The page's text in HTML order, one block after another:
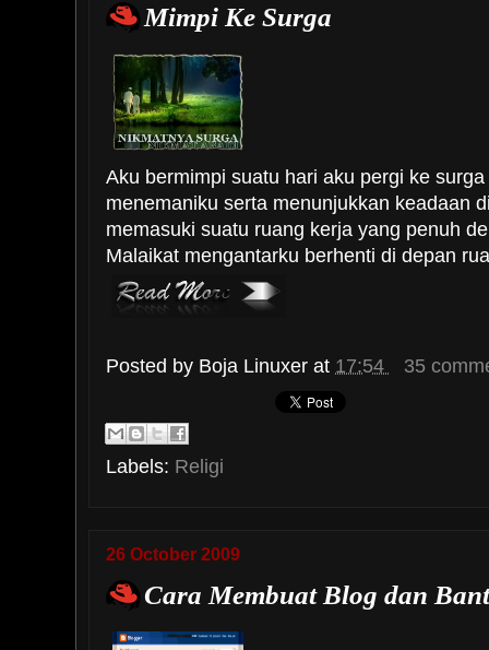
Mimpi Ke Surga
Aku bermimpi suatu hari aku pergi ke
menemaniku serta menunjukkan keadaan
memasuki suatu ruang kerja yang penuh
Malaikat mengantarku berhenti di depan
Posted by Boja Linuxer at 17:54 35
Labels: Religi
26 October 2009
Cara Membuat Blog dan